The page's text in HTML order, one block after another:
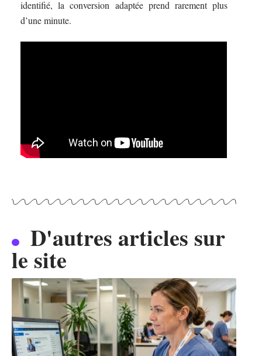
identifié, la conversion adaptée prend rarement plus
d’une minute.
D'autres articles sur
le site